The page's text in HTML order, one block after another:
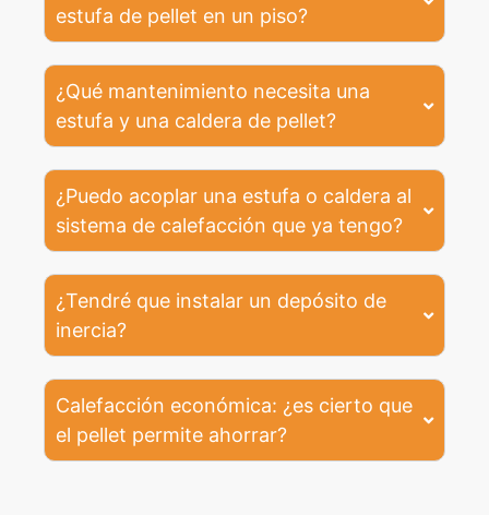
estufa de pellet en un piso?
¿Qué mantenimiento necesita una
estufa y una caldera de pellet?
¿Puedo acoplar una estufa o caldera al
sistema de calefacción que ya tengo?
¿Tendré que instalar un depósito de
inercia?
Calefacción económica: ¿es cierto que
el pellet permite ahorrar?